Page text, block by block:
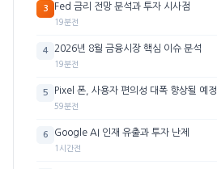
3 Fed 금리 전망 분석과 투자 시사점
19분전
4 2026년 8월 금융시장 핵심 이슈 분석
19분전
5 Pixel 폰, 사용자 편의성 대폭 향상될 예정
59분전
6 Google AI 인재 유출과 투자 난제
1시간전